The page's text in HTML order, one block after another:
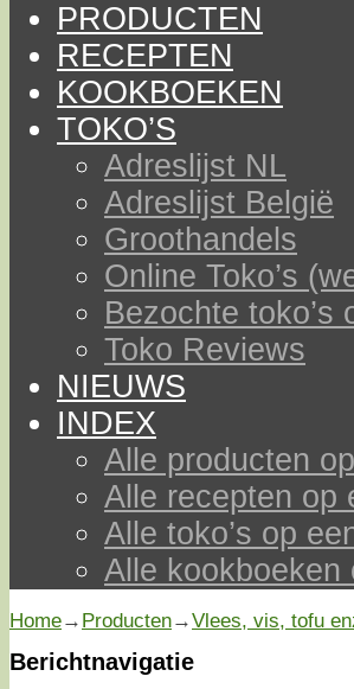
PRODUCTEN
RECEPTEN
KOOKBOEKEN
TOKO’S
Adreslijst NL
Adreslijst België
Groothandels
Online Toko’s
Bezochte toko’s
Toko Reviews
NIEUWS
INDEX
Alle producten
Alle recepten op
Alle toko’s op
Alle kookboeken
Home→ Producten→Vlees, vis, tofu
Berichtnavigatie